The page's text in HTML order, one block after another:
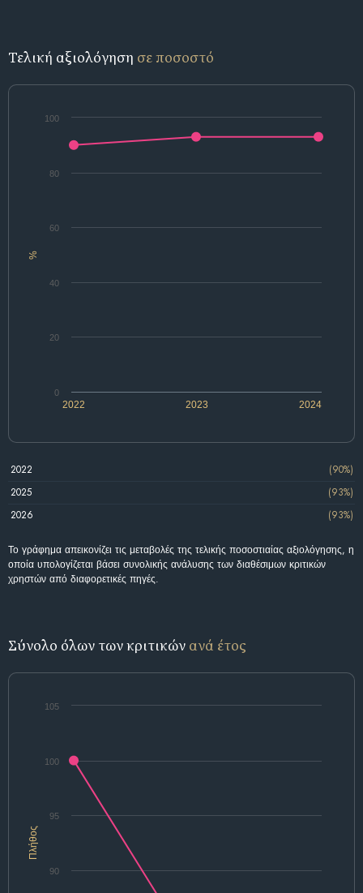
Τελική αξιολόγηση σε ποσοστό
%
2022 2023 2024
0
20
40
60
80
100
2022
(90%)
2025
(93%)
2026
(93%)
Το γράφημα απεικονίζει τις μεταβολές της τελικής ποσοστιαίας αξιολόγησης, η
οποία υπολογίζεται βάσει συνολικής ανάλυσης των διαθέσιμων κριτικών
χρηστών από διαφορετικές πηγές.
Σύνολο όλων των κριτικών ανά έτος
Πλήθος
90
95
100
105